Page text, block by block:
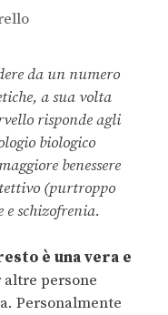
da un numero
a sua volta
risponde agli
biologico
benessere
(purtroppo
e schizofrenia.
è una vera e
persone
Personalmente